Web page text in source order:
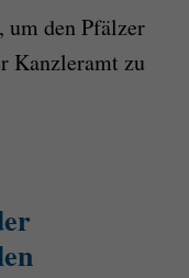
den Pfälzer
Kanzleramt zu